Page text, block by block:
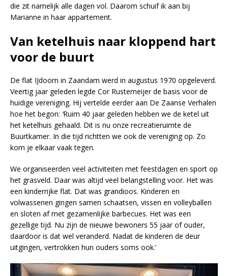
die zit namelijk alle dagen vol. Daarom schuif ik aan bij
Marianne in haar appartement.
Van ketelhuis naar kloppend hart
voor de buurt
De flat IJdoorn in Zaandam werd in augustus 1970 opgeleverd.
Veertig jaar geleden legde Cor Rustemeijer de basis voor de
huidige vereniging. Hij vertelde eerder aan De Zaanse Verhalen
hoe het begon: ‘Ruim 40 jaar geleden hebben we de ketel uit
het ketelhuis gehaald. Dit is nu onze recreatieruimte de
Buurtkamer. In die tijd richtten we ook de vereniging op. Zo
kom je elkaar vaak tegen.
We organiseerden veel activiteiten met feestdagen en sport op
het grasveld. Daar was altijd veel belangstelling voor. Het was
een kinderrijke flat. Dat was grandioos. Kinderen en
volwassenen gingen samen schaatsen, vissen en volleyballen
en sloten af met gezamenlijke barbecues. Het was een
gezellige tijd. Nu zijn de nieuwe bewoners 55 jaar of ouder,
daardoor is dat wel veranderd. Nadat de kinderen de deur
uitgingen, vertrokken hun ouders soms ook.’